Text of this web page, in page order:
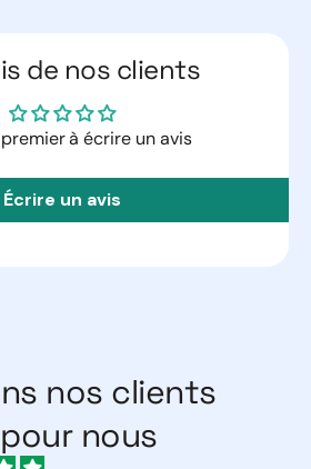
de nos clients
premier à écrire un avis
Écrire un avis
nos clients
nous